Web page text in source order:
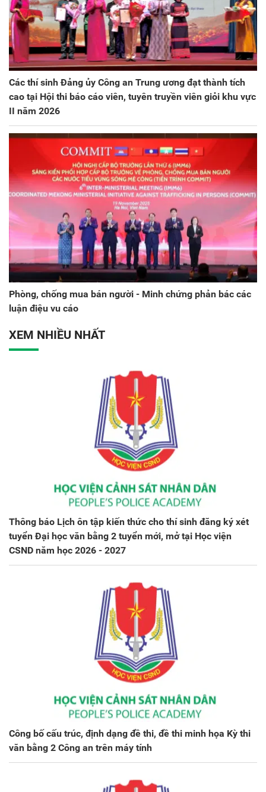
Các thí sinh Đảng ủy Công an Trung ương đạt thành tích
cao tại Hội thi báo cáo viên, tuyên truyền viên giỏi khu vực
II năm 2026
Phòng, chống mua bán người - Minh chứng phản bác các
luận điệu vu cáo
XEM NHIỀU NHẤT
Thông báo Lịch ôn tập kiến thức cho thí sinh đăng ký xét
tuyển Đại học văn bằng 2 tuyển mới, mở tại Học viện
CSND năm học 2026 - 2027
Công bố cấu trúc, định dạng đề thi, đề thi minh họa Kỳ thi
văn bằng 2 Công an trên máy tính